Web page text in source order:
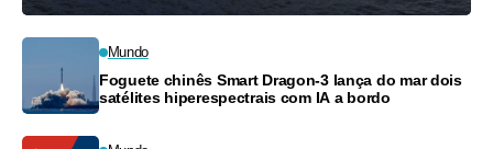
Mundo
Foguete chinês Smart Dragon-3 lança do mar dois
satélites hiperespectrais com IA a bordo